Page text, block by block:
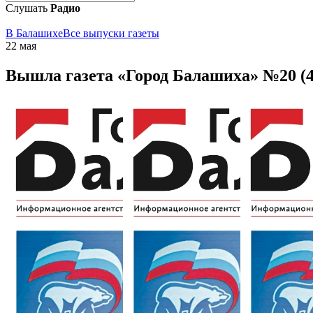
Слушать Радио
В БалашихеВсе выпуски газеты
22 мая
Вышла газета «Город Балашиха» №20